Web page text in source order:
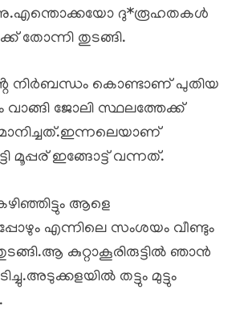
ദു*രൂഹതകൾ
തോന്നി തുടങ്ങി.
നിർബന്ധം കൊണ്ടാണ് പുതിയ
വാങ്ങി ജോലി സ്ഥലത്തേക്ക്
മൂപ്പര് ഇങ്ങോട്ട് വന്നത്.
ആളെ
എന്നിലെ സംശയം വീണ്ടും
കുറ്റാകൂരിരുട്ടിൽ ഞാൻ
തട്ടും മുട്ടും